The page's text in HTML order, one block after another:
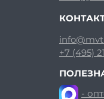
+7 (495)
-